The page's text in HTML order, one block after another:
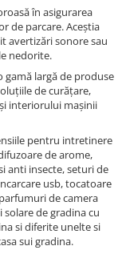
în asigurarea
de parcare. Aceștia
avertizări sonore sau
nedorite.
gamă largă de produse
de curățare,
interiorului mașinii
pentru intretinere
de arome,
anti insecte, seturi de
usb, tocatoare
de camera
de gradina cu
si diferite unelte si
sui gradina.